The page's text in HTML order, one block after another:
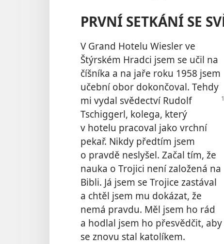
PRVNÍ SETKÁNÍ SE
V Grand Hotelu Wiesler ve
Štýrském Hradci jsem se učil na
číšníka a na jaře roku 1958 jsem
učební obor dokončoval. Tehdy
mi vydal svědectví Rudolf
Tschiggerl, kolega, který
v hotelu pracoval jako vrchní
pekař. Nikdy předtím jsem
o pravdě neslyšel. Začal tím, že
nauka o Trojici není založená na
Bibli. Já jsem se Trojice zastával
a chtěl jsem mu dokázat, že
nemá pravdu. Měl jsem ho rád
a hodlal jsem ho přesvědčit, aby
se znovu stal katolíkem.